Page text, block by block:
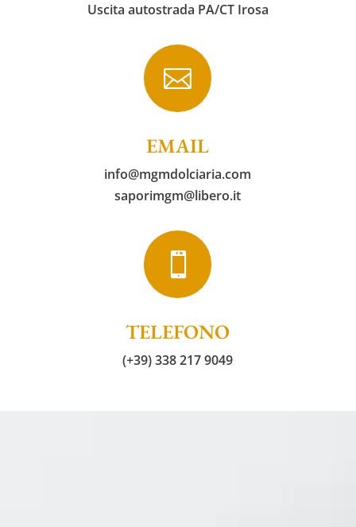
Uscita autostrada PA/CT Irosa

EMAIL
info@mgmdolciaria.com
saporimgm@libero.it

TELEFONO
(+39) 338 217 9049